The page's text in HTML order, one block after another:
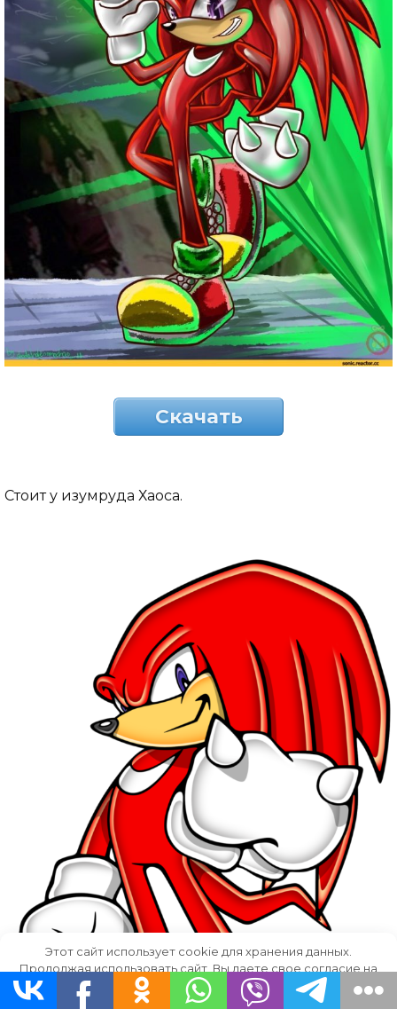
Скачать
Стоит у изумруда Хаоса.
Этот сайт использует cookie для хранения данных.
Продолжая использовать сайт, Вы даете свое согласие на
работу с этими файлами.
OK